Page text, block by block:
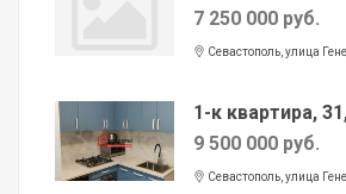
7 250 000 руб.
Севастополь, улица
1-к квартира,
9 500 000 руб.
Севастополь, улица